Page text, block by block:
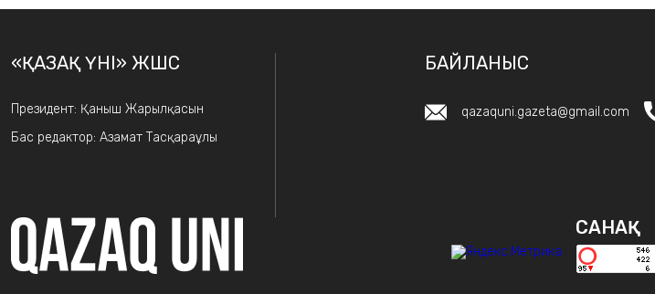
«ҚАЗАҚ ҮНІ» ЖШС
Президент: Қаныш Жарылқасын
Бас редактор: Азамат Тасқараұлы
БАЙЛАНЫС
qazaquni.gazeta@gmail.com
САНАҚ